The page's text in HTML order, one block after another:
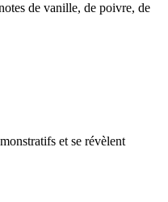
de vanille, de poivre, de
et se révèlent